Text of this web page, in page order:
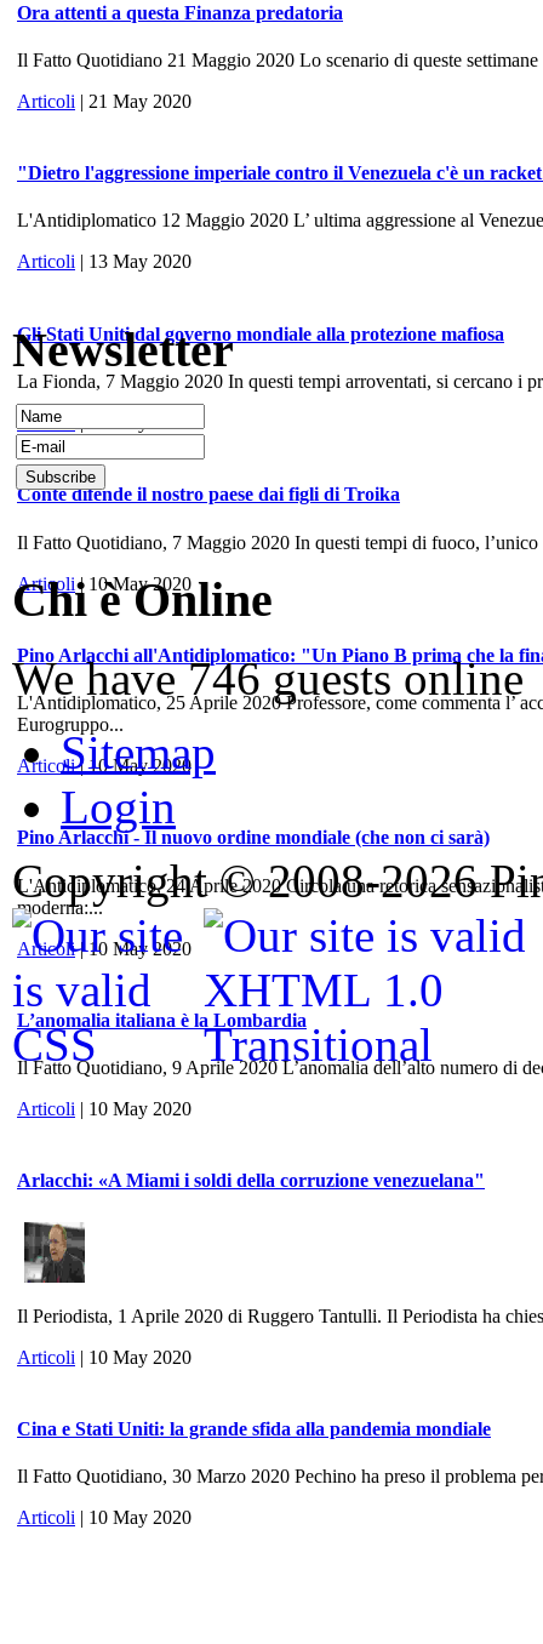
Ora attenti a questa Finanza predatoria
Il Fatto Quotidiano 21 Maggio 2020 Lo scenario di queste
Articoli | 21 May 2020
"Dietro l'aggressione imperiale contro il Venezuela c'è un
L'Antidiplomatico 12 Maggio 2020 L’ ultima aggressione al
Articoli | 13 May 2020
Gli Stati Uniti dal governo mondiale alla protezione mafiosa
La Fionda, 7 Maggio 2020 In questi tempi arroventati, si cercano i
Articoli
Conte difende il nostro paese dai figli di Troika
Il Fatto Quotidiano, 7 Maggio 2020 In questi tempi di fuoco,
Articoli| 10 May 2020
Pino Arlacchi all'Antidiplomatico: "Un Piano B prima che la
L'Antidiplomatico, 25 Aprile 2020 Professore, come commenta l’
Eurogruppo...
Articoli| 10 May 2020
Pino Arlacchi - Il nuovo ordine mondiale (che non ci sarà)
L'Antidiplomatico, 24 Aprile 2020 Circola una retorica
moderna:...
Articoli| 10 May 2020
L’anomalia italiana è la Lombardia
Il Fatto Quotidiano, 9 Aprile 2020 L’anomalia dell’alto numero di
Articoli | 10 May 2020
Arlacchi: «A Miami i soldi della corruzione venezuelana"
Il Periodista, 1 Aprile 2020 di Ruggero Tantulli. Il Periodista ha
Articoli | 10 May 2020
Cina e Stati Uniti: la grande sfida alla pandemia mondiale
Il Fatto Quotidiano, 30 Marzo 2020 Pechino ha preso il problema
Articoli | 10 May 2020
Newsletter
Chi è Online
We have 746 guests online
Sitemap
Login
Copyright © 2008-2026